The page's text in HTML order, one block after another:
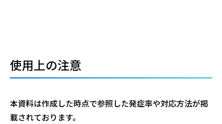
使用上の注意
本資料は作成した時点で参照した発症率や対応方法が掲
載されております。